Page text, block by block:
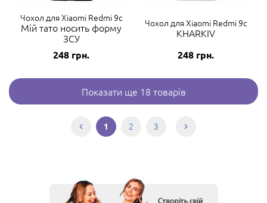
Чохол для Xiaomi Redmi 9c
Мій тато носить форму
ЗСУ
248 грн.
Чохол для Xiaomi Redmi 9c
KHARKIV
248 грн.
Показати ще 18 товарів
1 2 3